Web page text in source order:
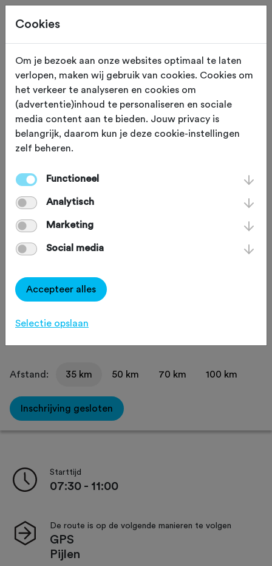
Deze tocht heeft reeds plaatsgevonden op 21-9-2024.
ZATERDAG 21 SEP 2024
Mergelheuvelland 2-
daagse (Mh2d - MTB)
2024
Mountainbike
Afstand: 35 km 50 km 70 km 100 km
Inschrijving gesloten
Starttijd
07:30 - 11:00
De route is op de volgende manieren te volgen
GPS
Pijlen
Cookies
Om je bezoek aan onze websites optimaal te laten
verlopen, maken wij gebruik van cookies. Cookies om
het verkeer te analyseren en cookies om
(advertentie)inhoud te personaliseren en sociale
media content aan te bieden. Jouw privacy is
belangrijk, daarom kun je deze cookie-instellingen
zelf beheren.
Functioneel
Analytisch
Marketing
Social media
Accepteer alles
Selectie opslaan